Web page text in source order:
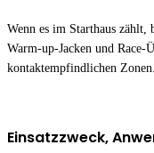
Wenn es im Starthaus zählt,
Warm-up-Jacken und Race-
kontaktempfindlichen
Einsatzzweck,